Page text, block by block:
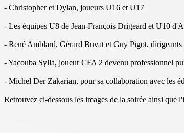
- Christopher et Dylan, joueurs U16 et U17
- Les équipes U8 de Jean-François Drigeard et U10
- René Amblard, Gérard Buvat et Guy Pigot, dirigeants
- Yacouba Sylla, joueur CFA 2 devenu professionnel
- Michel Der Zakarian, pour sa collaboration avec les
Retrouvez ci-dessous les images de la soirée ainsi que